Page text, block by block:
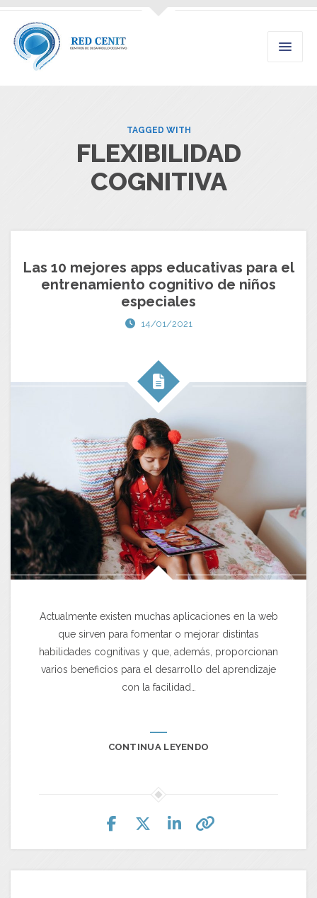
TAGGED WITH
FLEXIBILIDAD
COGNITIVA
Las 10 mejores apps educativas para el
entrenamiento cognitivo de niños
especiales
14/01/2021
Actualmente existen muchas aplicaciones en la web
que sirven para fomentar o mejorar distintas
habilidades cognitivas y que, además, proporcionan
varios beneficios para el desarrollo del aprendizaje
con la facilidad…
CONTINUA LEYENDO